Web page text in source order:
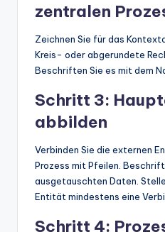
zentralen
Zeichnen Sie für das
Kreis- oder abgerundete
Beschriften Sie es mit dem
Schritt 3:
abbilden
Verbinden Sie die externen
Prozess mit Pfeilen.
ausgetauschten Daten.
Entität mindestens eine
Schritt 4: